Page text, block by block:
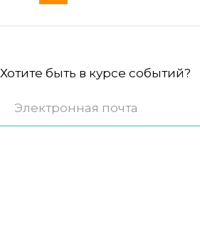
Хотите быть в курсе событий?